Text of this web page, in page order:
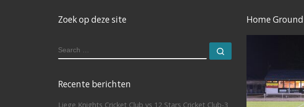
Zoek op deze site
SEARCH
Recente berichten
Liege Knights Cricket Club vs 12 Stars Cricket Club-3
Home Ground